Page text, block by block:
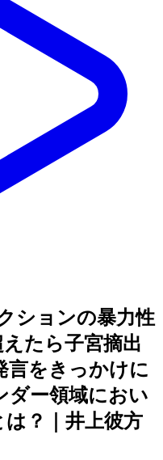
ションの暴力性
えたら子宮摘出
言をきっかけに
ダー領域におい
？｜井上彼方